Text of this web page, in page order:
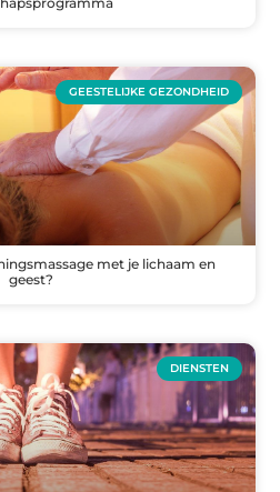
GEESTELIJKE GEZONDHEID
met je lichaam en
geest?
DIENSTEN